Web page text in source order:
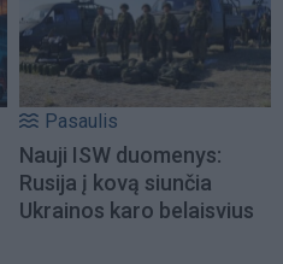
Pasaulis
Nauji ISW duomenys:
Rusija į kovą siunčia
Ukrainos karo belaisvius